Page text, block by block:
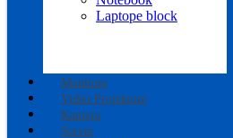
Laptope block
Monitore
Video Projektore
Kamera
Server